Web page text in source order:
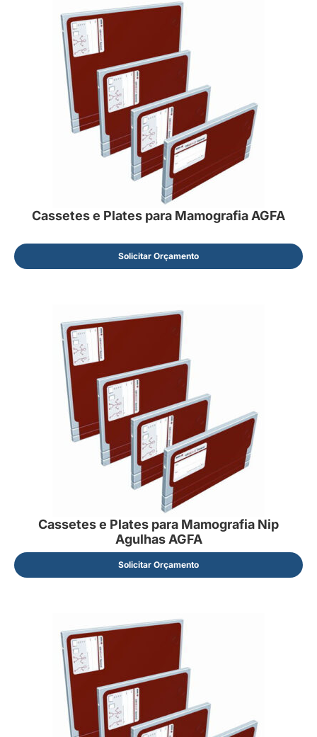
Cassetes e Plates para Mamografia AGFA
Solicitar Orçamento
Cassetes e Plates para Mamografia Nip
Agulhas AGFA
Solicitar Orçamento